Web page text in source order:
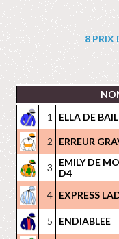
8
1
ELLA DE
2 ERREUR
3
EMILY DE
D4
4 EXPRESS
5 ENDIABLEE